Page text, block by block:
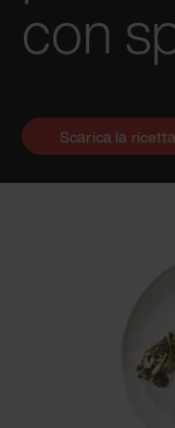
con
Scarica la ricetta